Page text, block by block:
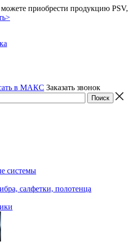
приобрести продукцию PSV,
Заказать звонок
системы
салфетки, полотенца